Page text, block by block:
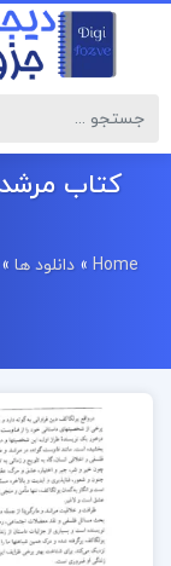
کتاب مرشد
Home
» دانلود ها